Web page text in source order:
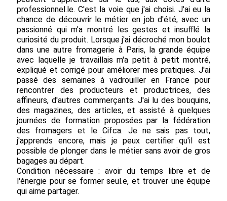
professionnel.le. C'est la voie que j'ai choisi. J'ai eu la
chance de découvrir le métier en job d'été, avec un
passionné qui m'a montré les gestes et insufflé la
curiosité du produit. Lorsque j'ai décroché mon boulot
dans une autre fromagerie à Paris, la grande équipe
avec laquelle je travaillais m'a petit à petit montré,
expliqué et corrigé pour améliorer mes pratiques. J'ai
passé des semaines à vadrouiller en France pour
rencontrer des producteurs et productrices, des
affineurs, d'autres commerçants. J'ai lu des bouquins,
des magazines, des articles, et assisté à quelques
journées de formation proposées par la fédération
des fromagers et le Cifca. Je ne sais pas tout,
j'apprends encore, mais je peux certifier qu'il est
possible de plonger dans le métier sans avoir de gros
bagages au départ.
Condition nécessaire : avoir du temps libre et de
l'énergie pour se former seul.e, et trouver une équipe
qui aime partager.